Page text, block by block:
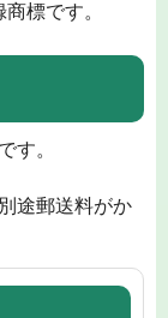
標です。
す。
途郵送料がか